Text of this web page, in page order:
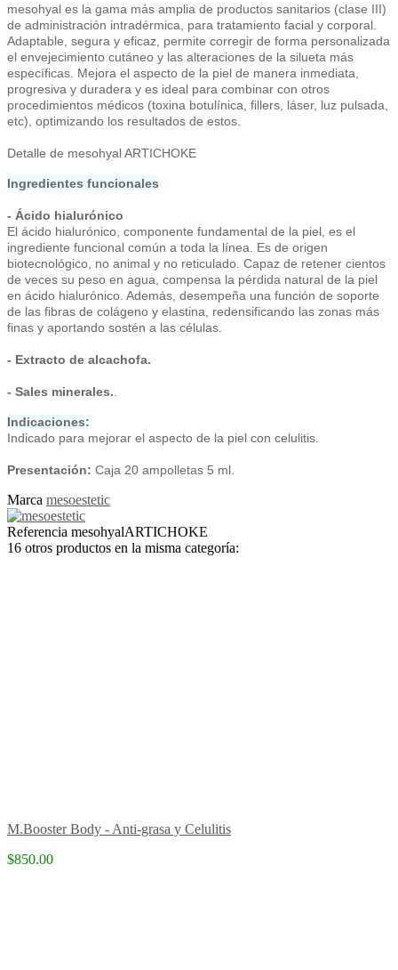
mesohyal es la gama más amplia de productos sanitarios (clase III)
de administración intradérmica, para tratamiento facial y corporal.
Adaptable, segura y eficaz, permite corregir de forma personalizada
el envejecimiento cutáneo y las alteraciones de la silueta más
específicas. Mejora el aspecto de la piel de manera inmediata,
progresiva y duradera y es ideal para combinar con otros
procedimientos médicos (toxina botulínica, fillers, láser, luz pulsada,
etc), optimizando los resultados de estos.
Detalle de mesohyal ARTICHOKE
Ingredientes funcionales
- Ácido hialurónico
El ácido hialurónico, componente fundamental de la piel, es el
ingrediente funcional común a toda la línea. Es de origen
biotecnológico, no animal y no reticulado. Capaz de retener cientos
de veces su peso en agua, compensa la pérdida natural de la piel
en ácido hialurónico. Además, desempeña una función de soporte
de las fibras de colágeno y elastina, redensificando las zonas más
finas y aportando sostén a las células.
- Extracto de alcachofa.
- Sales minerales.
Indicaciones:
Indicado para mejorar el aspecto de la piel con celulitis.
Presentación: Caja 20 ampolletas 5 ml.
Marca mesoestetic
Referencia mesohyalARTICHOKE
16 otros productos en la misma categoría:
M.Booster Body - Anti-grasa y Celulitis
$850.00